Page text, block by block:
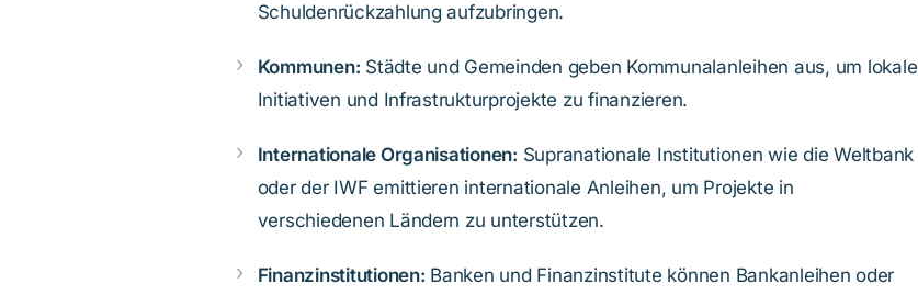
Schuldenrückzahlung aufzubringen.
Kommunen: Städte und Gemeinden geben Kommunalanleihen aus, um lokale
Initiativen und Infrastrukturprojekte zu finanzieren.
Internationale Organisationen: Supranationale Institutionen wie die Weltbank
oder der IWF emittieren internationale Anleihen, um Projekte in
verschiedenen Ländern zu unterstützen.
Finanzinstitutionen: Banken und Finanzinstitute können Bankanleihen oder